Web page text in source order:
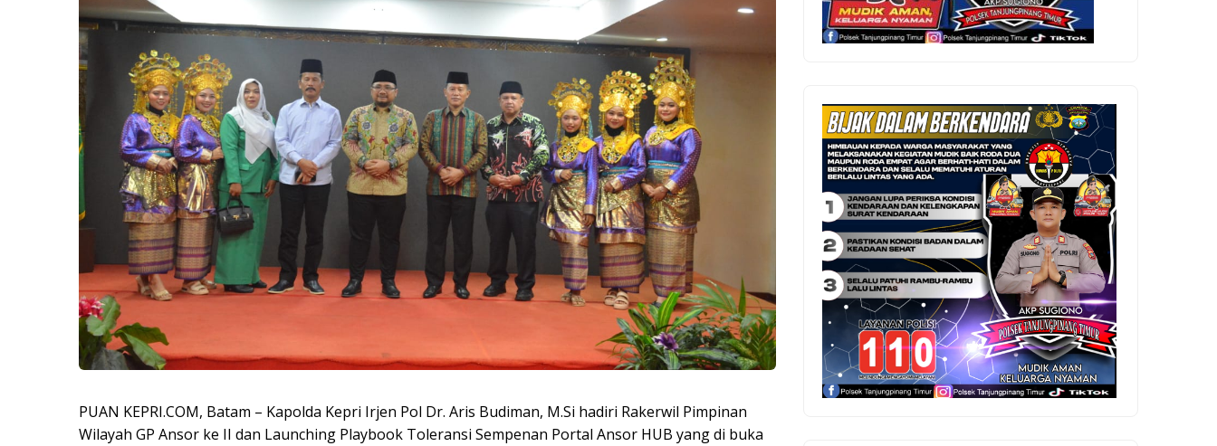
PUAN KEPRI.COM, Batam – Kapolda Kepri Irjen Pol Dr. Aris Budiman, M.Si hadiri Rakerwil Pimpinan
Wilayah GP Ansor ke II dan Launching Playbook Toleransi Sempenan Portal Ansor HUB yang di buka